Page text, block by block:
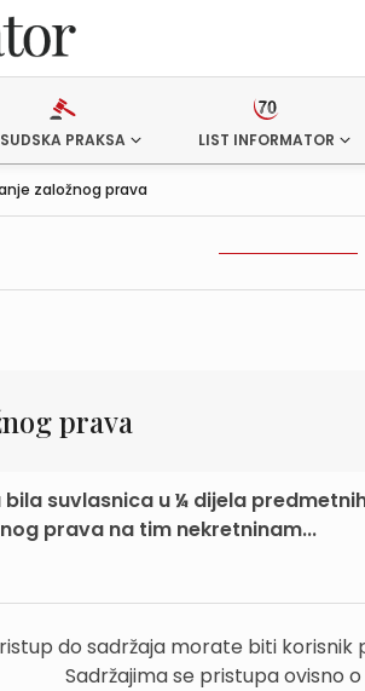
SUDSKA PRAKSA LIST INFORMATOR
založnog prava
prava
suvlasnica u ¼ dijela
prava na tim nekretninam...
do sadržaja morate biti
Sadržajima se pristupa ovisno